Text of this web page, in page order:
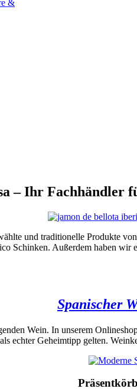
&
– Ihr Fachhändler
und traditionelle Produkte
Schinken. Außerdem haben wir
Spanischer
Wein. In unserem
echter Geheimtipp gelten.